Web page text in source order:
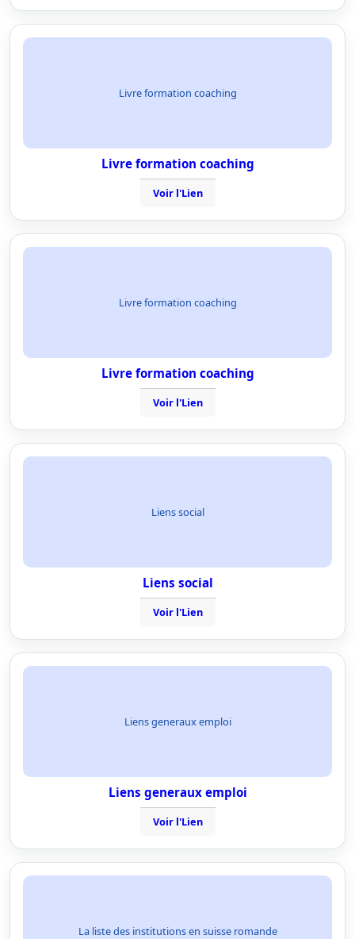
Livre formation coaching
Livre formation coaching
Voir l'Lien
Livre formation coaching
Livre formation coaching
Voir l'Lien
Liens social
Liens social
Voir l'Lien
Liens generaux emploi
Liens generaux emploi
Voir l'Lien
La liste des institutions en suisse romande